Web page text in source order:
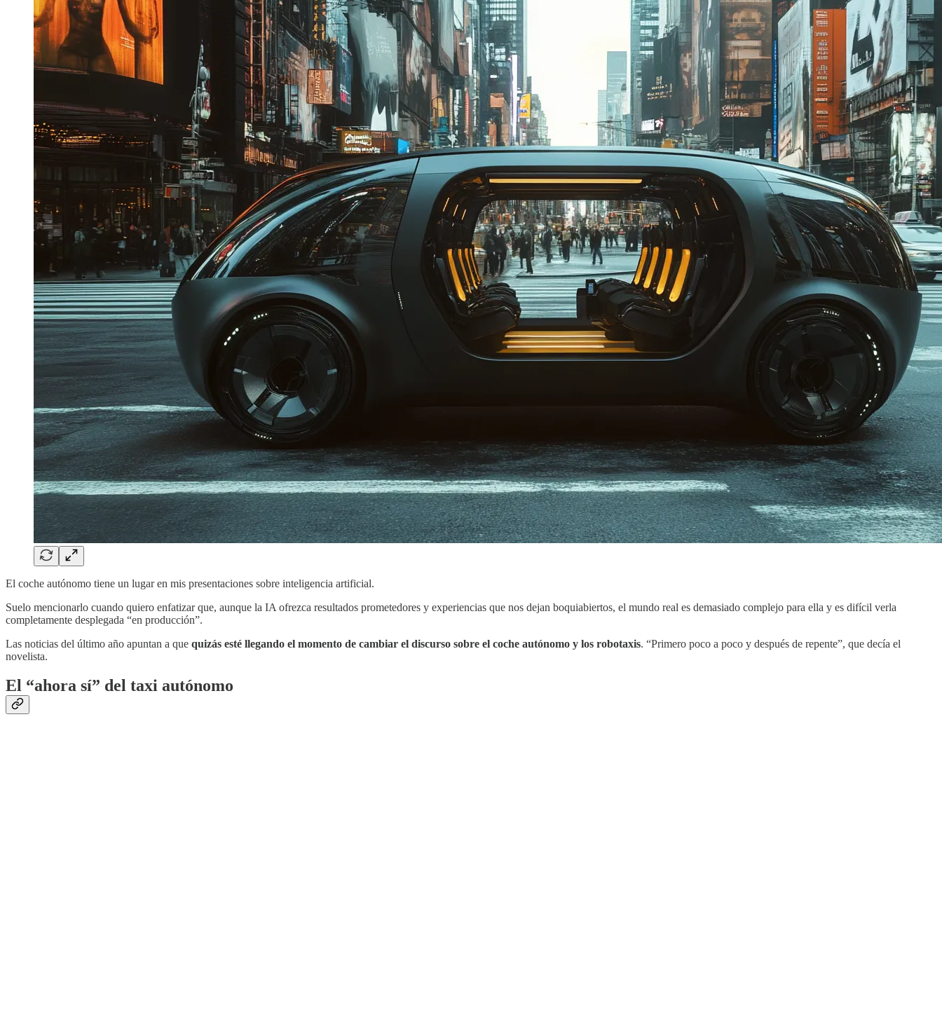
El coche autónomo tiene un lugar en mis presentaciones sobre inteligencia artificial.
Suelo mencionarlo cuando quiero enfatizar que, aunque la IA ofrezca resultados prometedores y experiencias que nos dejan boquiabiertos, el mundo real es demasiado complejo para ella y es difícil verla
completamente desplegada “en producción”.
Las noticias del último año apuntan a que quizás esté llegando el momento de cambiar el discurso sobre el coche autónomo y los robotaxis. “Primero poco a poco y después de repente”, que decía el
novelista.
El “ahora sí” del taxi autónomo